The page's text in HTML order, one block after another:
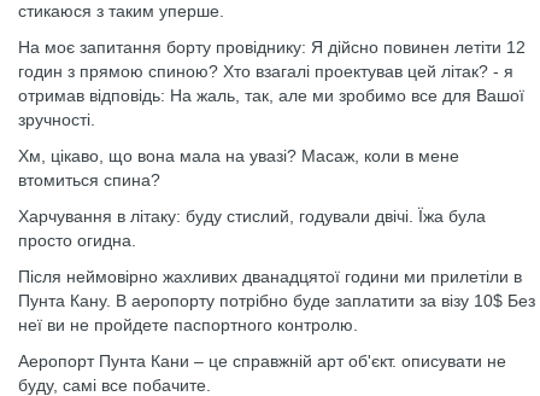
стикаюся з таким уперше.
На моє запитання борту провіднику: Я дійсно повинен летіти 12
годин з прямою спиною? Хто взагалі проектував цей літак? - я
отримав відповідь: На жаль, так, але ми зробимо все для Вашої
зручності.
Хм, цікаво, що вона мала на увазі? Масаж, коли в мене
втомиться спина?
Харчування в літаку: буду стислий, годували двічі. Їжа була
просто огидна.
Після неймовірно жахливих дванадцятої години ми прилетіли в
Пунта Кану. В аеропорту потрібно буде заплатити за візу 10$ Без
неї ви не пройдете паспортного контролю.
Аеропорт Пунта Кани – це справжній арт об'єкт. описувати не
буду, самі все побачите.